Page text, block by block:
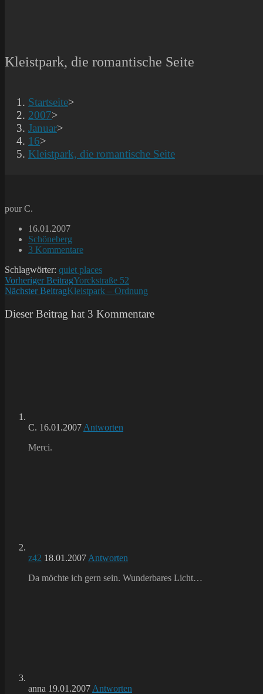
Kleistpark, die romantische Seite
Startseite>
2007>
Januar>
16>
Kleistpark, die romantische Seite
pour C.
Beitrag
veröffentlicht:
16.01.2007
Beitrags-
Kategorie:
Schöneberg
Beitrags-
3 Kommentare
Schlagwörter: quiet places
Weitere
Artikel
ansehen
Vorheriger BeitragYorckstraße 52
Nächster BeitragKleistpark – Ordnung
Dieser Beitrag hat 3 Kommentare
C. 16.01.2007 Antworten
Merci.
z42 18.01.2007 Antworten
Da möchte ich gern sein. Wunderbares Licht…
anna 19.01.2007 Antworten